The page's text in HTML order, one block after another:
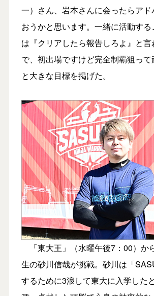
一）さん、岩本さんに会ったらアド
おうかと思います。一緒に活動する
は『クリアしたら報告しろよ』と
で、初出場ですけど完全制覇狙って
と大きな目標を掲げた。
「東大王」（水曜午後7：00）か
生の砂川信哉が挑戦。砂川は「
するために3浪して東大に入学した